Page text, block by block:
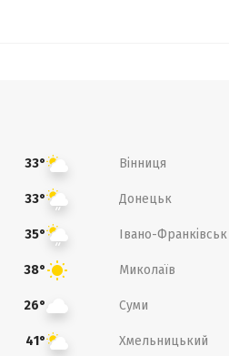
33° Вінниця
33° Донецьк
35° Івано-Франківськ
38° Миколаїв
26° Суми
41° Хмельницький